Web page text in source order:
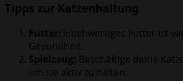
Tipps zur Katzenhaltung
Futter: Hochwertiges Futter ist
Gesundheit.
Spielzeug: Beschäftige deine
um sie aktiv zu halten.